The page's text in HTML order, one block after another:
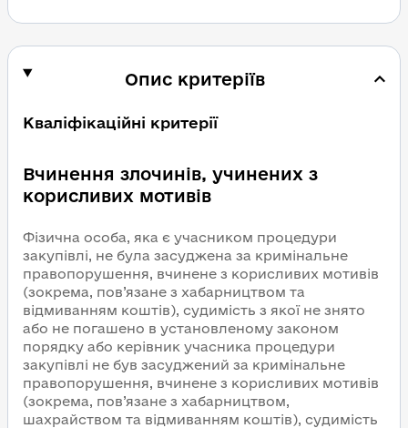
Опис критеріїв
Кваліфікаційні критерії
Вчинення злочинів, учинених з
корисливих мотивів
Фізична особа, яка є учасником процедури
закупівлі, не була засуджена за кримінальне
правопорушення, вчинене з корисливих мотивів
(зокрема, пов’язане з хабарництвом та
відмиванням коштів), судимість з якої не знято
або не погашено в установленому законом
порядку або керівник учасника процедури
закупівлі не був засуджений за кримінальне
правопорушення, вчинене з корисливих мотивів
(зокрема, пов’язане з хабарництвом,
шахрайством та відмиванням коштів), судимість